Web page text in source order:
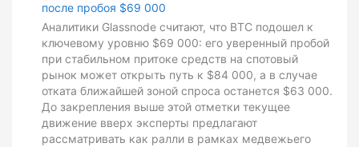
после пробоя $69 000
Аналитики Glassnode считают, что BTC подошел к
ключевому уровню $69 000: его уверенный пробой
при стабильном притоке средств на спотовый
рынок может открыть путь к $84 000, а в случае
отката ближайшей зоной спроса останется $63 000.
До закрепления выше этой отметки текущее
движение вверх эксперты предлагают
рассматривать как ралли в рамках медвежьего